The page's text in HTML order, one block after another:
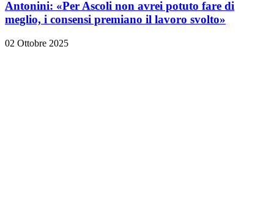
Antonini: «Per Ascoli non avrei potuto fare di
meglio, i consensi premiano il lavoro svolto»
02 Ottobre 2025